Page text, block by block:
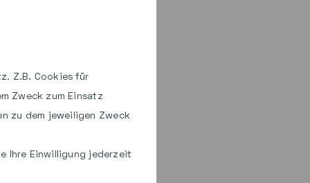
Z.B. Cookies für
Zweck zum Einsatz
zu dem jeweiligen Zweck
Ihre Einwilligung jederzeit